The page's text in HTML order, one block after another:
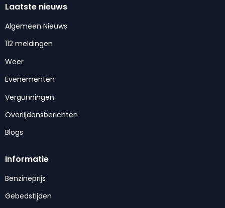
Laatste nieuws
Algemeen Nieuws
112 meldingen
Weer
Evenementen
Vergunningen
Overlijdensberichten
Blogs
Informatie
Benzineprijs
Gebedstijden